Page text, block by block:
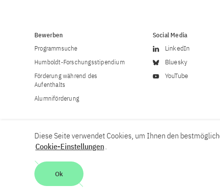
Bewerben
Programmsuche
Humboldt-Forschungsstipendium
Förderung während des
Aufenthalts
Alumniförderung
Social Media
LinkedIn
Bluesky
YouTube
Diese Seite verwendet Cookies, um Ihnen den
Cookie-Einstellungen.
Ok